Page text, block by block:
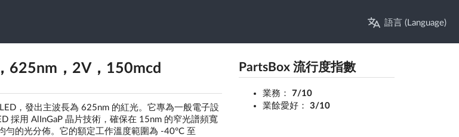
語言 (Language)
625nm，2V，150mcd
，發出主波長為 625nm 的紅光。它專為一般電子設
採用 AlInGaP 晶片技術，確保在 15nm 的窄光譜頻寬
的光分佈。它的額定工作溫度範圍為 -40°C 至
PartsBox 流行度指數
業務：
7/10
業餘愛好：
3/10